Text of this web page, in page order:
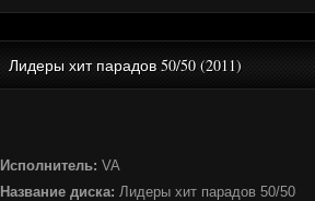
Лидеры хит парадов 50/50 (2011)
Исполнитель: VA
Название диска: Лидеры хит парадов 50/50